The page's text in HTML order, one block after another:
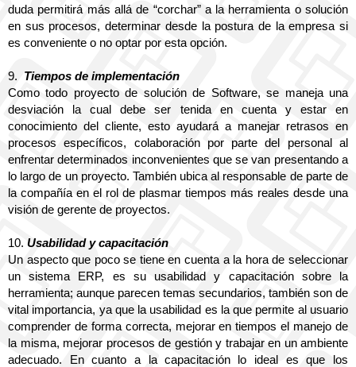
duda permitirá más allá de “corchar” a la herramienta o solución
en sus procesos, determinar desde la postura de la empresa si
es conveniente o no optar por esta opción.
9.
Tiempos de implementación
Como todo proyecto de solución de Software, se maneja una
desviación la cual debe ser tenida en cuenta y estar en
conocimiento del cliente, esto ayudará a manejar retrasos en
procesos específicos, colaboración por parte del personal al
enfrentar determinados inconvenientes que se van presentando a
lo largo de un proyecto. También ubica al responsable de parte de
la compañía en el rol de plasmar tiempos más reales desde una
visión de gerente de proyectos.
10. Usabilidad y capacitación
Un aspecto que poco se tiene en cuenta a la hora de seleccionar
un sistema ERP, es su usabilidad y capacitación sobre la
herramienta; aunque parecen temas secundarios, también son de
vital importancia, ya que la usabilidad es la que permite al usuario
comprender de forma correcta, mejorar en tiempos el manejo de
la misma, mejorar procesos de gestión y trabajar en un ambiente
adecuado. En cuanto a la capacitación lo ideal es que los